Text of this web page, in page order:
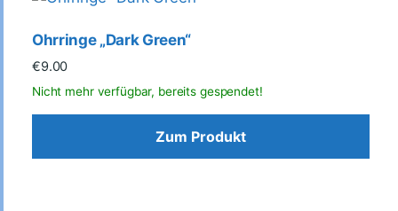
Ohrringe „Dark Green“
€9.00
Zum Produkt